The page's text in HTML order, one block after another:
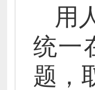
用
统一
题，